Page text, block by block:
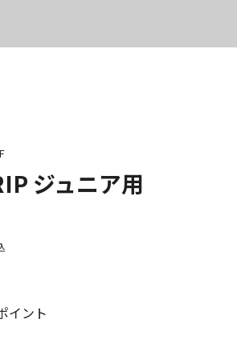
ジュニア用
イント